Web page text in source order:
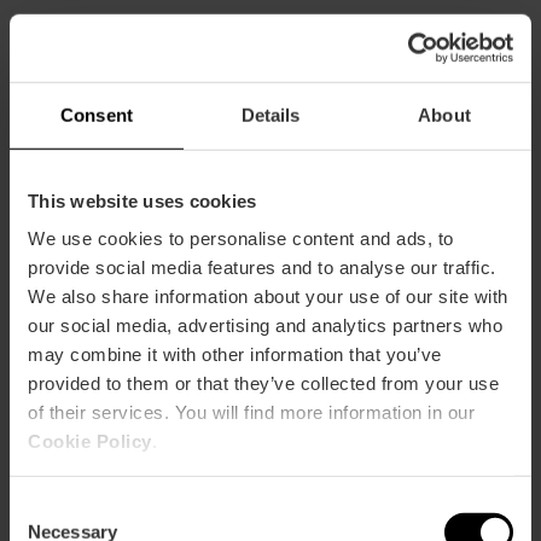
Consent Details About
This website uses cookies
We use cookies to personalise content and ads, to
provide social media features and to analyse our traffic.
We also share information about your use of our site with
our social media, advertising and analytics partners who
may combine it with other information that you’ve
provided to them or that they’ve collected from your use
of their services. You will find more information in our
Cookie Policy
Selection
Necessary
Com arribar
Calle de Villanueva y Gascón, 10